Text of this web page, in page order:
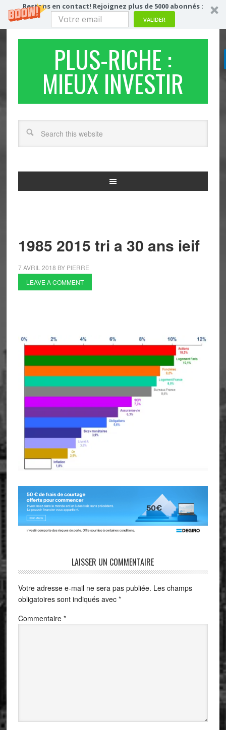
Restons en contact! Rejoignez plus de 5000 abonnés :
VALIDER
PLUS-RICHE :
MIEUX INVESTIR
1985 2015 tri a 30 ans ieif
7 AVRIL 2018 BY PIERRE
LEAVE A COMMENT
LAISSER UN COMMENTAIRE
Votre adresse e-mail ne sera pas publiée. Les champs
obligatoires sont indiqués avec *
Commentaire *